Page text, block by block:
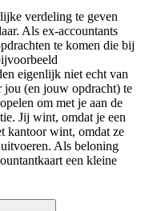
verdeling te geven
Als ex-accountants
te komen die bij
eigenlijk niet echt van
jou (en jouw opdracht) te
om met je aan de
Jij wint, omdat je een
kantoor wint, omdat ze
Als beloning
een kleine